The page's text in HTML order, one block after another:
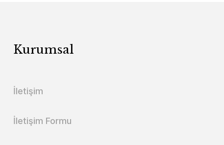
Kurumsal
İletişim
İletişim Formu